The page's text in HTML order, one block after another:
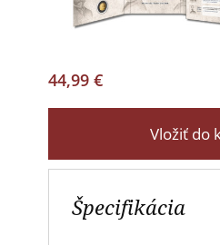
44,99 €
Vložiť do
Špecifikácia